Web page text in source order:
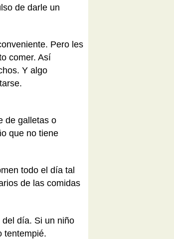
de darle un
Pero les
comer. Así
Y algo
de galletas o
que no tiene
todo el día tal
de las comidas
día. Si un niño
tentempié.